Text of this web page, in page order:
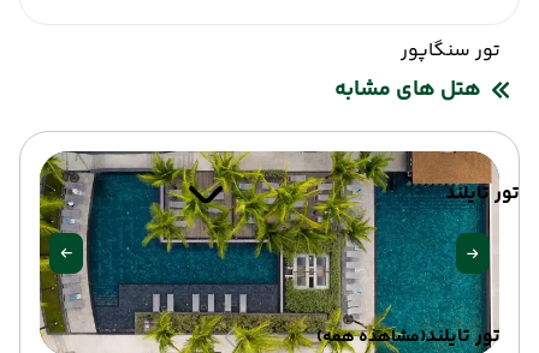
تور سنگاپور
تور تایلند
تور تایلند(مشاهده همه)
هتل های مشابه